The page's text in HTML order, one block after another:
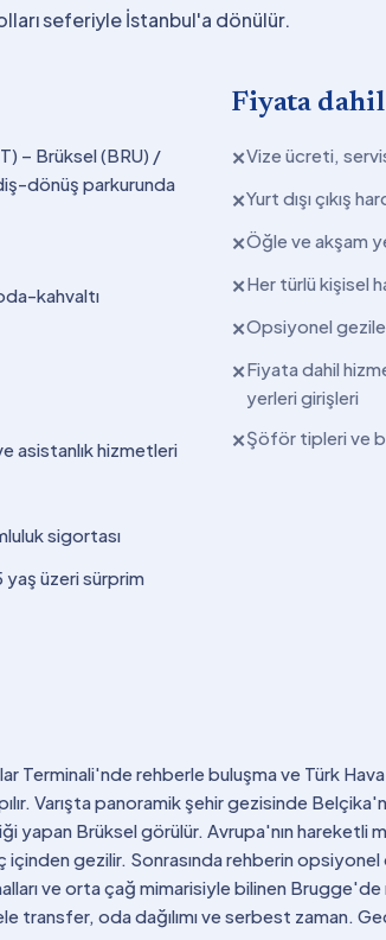
seferiyle İstanbul'a dönülür.
– Brüksel (BRU) /
dönüş parkurunda
kahvaltı
asistanlık hizmetleri
sigortası
yaş üzeri sürprim
Fiyata
✕Vize ücreti,
✕Yurt dışı çıkış
✕Öğle ve akşam
✕Her türlü kişisel
✕Opsiyonel
✕Fiyata dahil
yerleri girişleri
✕Şöför tipleri ve
Terminali'nde rehberle buluşma ve Türk
Varışta panoramik şehir gezisinde
yapan Brüksel görülür. Avrupa'nın hareketli
içinden gezilir. Sonrasında rehberin
ve orta çağ mimarisiyle bilinen Brugge'de
transfer, oda dağılımı ve serbest zaman.